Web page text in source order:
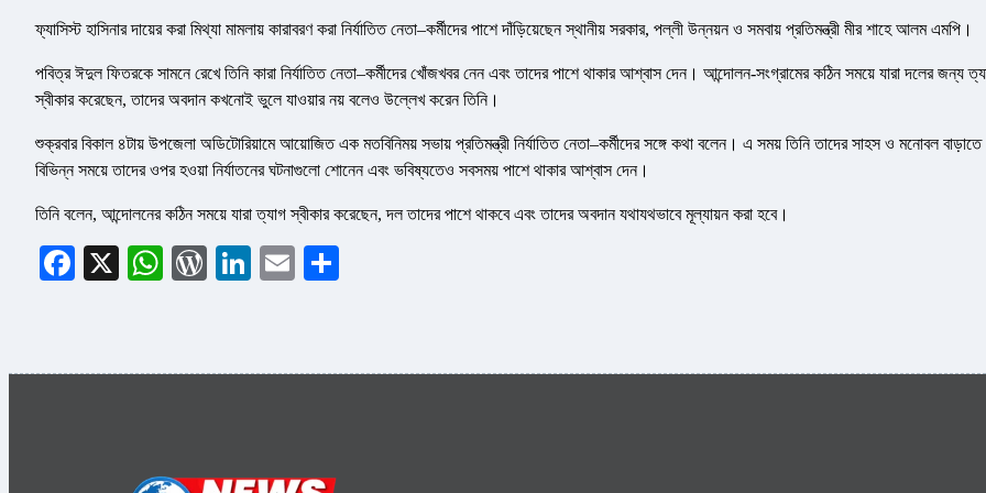
ফ্যাসিস্ট হাসিনার দায়ের করা মিথ্যা মামলায় কারাবরণ করা নির্যাতিত নেতা–কর্মীদের পাশে দাঁড়িয়েছেন স্থানীয় সরকার, পল্লী উন্নয়ন ও সমবায় প্রতিমন্ত্রী মীর শাহে আলম এমপি।
পবিত্র ঈদুল ফিতরকে সামনে রেখে তিনি কারা নির্যাতিত নেতা–কর্মীদের খোঁজখবর নেন এবং তাদের পাশে থাকার আশ্বাস দেন। আন্দোলন-সংগ্রামের কঠিন সময়ে যারা দলের জন্য
স্বীকার করেছেন, তাদের অবদান কখনোই ভুলে যাওয়ার নয় বলেও উল্লেখ করেন তিনি।
শুক্রবার বিকাল ৪টায় উপজেলা অডিটোরিয়ামে আয়োজিত এক মতবিনিময় সভায় প্রতিমন্ত্রী নির্যাতিত নেতা–কর্মীদের সঙ্গে কথা বলেন। এ সময় তিনি তাদের সাহস ও মনোবল বাড়াতে
বিভিন্ন সময়ে তাদের ওপর হওয়া নির্যাতনের ঘটনাগুলো শোনেন এবং ভবিষ্যতেও সবসময় পাশে থাকার আশ্বাস দেন।
তিনি বলেন, আন্দোলনের কঠিন সময়ে যারা ত্যাগ স্বীকার করেছেন, দল তাদের পাশে থাকবে এবং তাদের অবদান যথাযথভাবে মূল্যায়ন করা হবে।
Facebook
X WhatsApp
WordPress
LinkedIn
Email